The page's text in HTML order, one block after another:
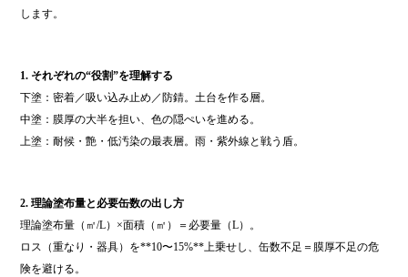
します。
1. それぞれの“役割”を理解する
下塗：密着／吸い込み止め／防錆。土台を作る層。
中塗：膜厚の大半を担い、色の隠ぺいを進める。
上塗：耐候・艶・低汚染の最表層。雨・紫外線と戦う盾。
2. 理論塗布量と必要缶数の出し方
理論塗布量（㎡/L）×面積（㎡）＝必要量（L）。
ロス（重なり・器具）を**10〜15%**上乗せし、缶数不足＝膜厚不足の危
険を避ける。